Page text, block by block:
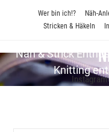
Wer bin ich!? Näh-
Stricken & Häkeln
Näh & Strick
Knitting
Instagram